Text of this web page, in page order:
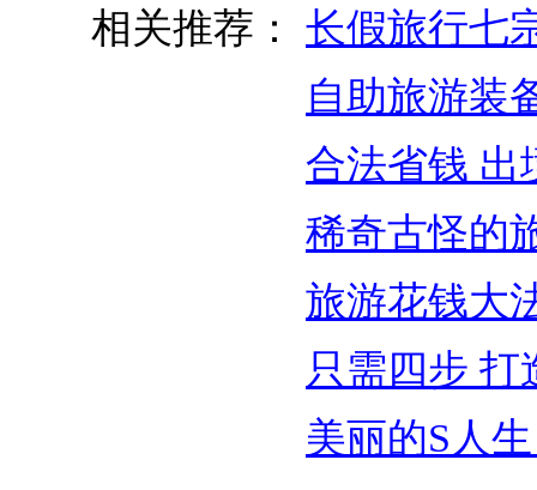
相关推荐： 长假旅行七
自助旅游装
合法省钱 出
稀奇古怪的
旅游花钱大
只需四步 打
美丽的S人